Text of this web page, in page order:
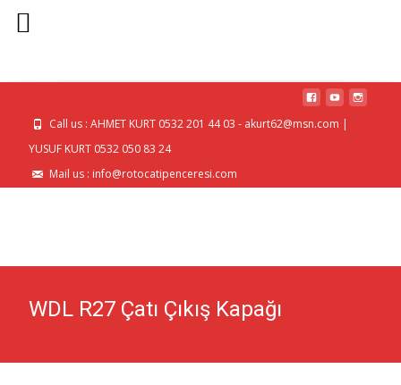
Call us : AHMET KURT 0532 201 44 03 - akurt62@msn.com |
YUSUF KURT 0532 050 83 24
Mail us : info@rotocatipenceresi.com
WDL R27 Çatı Çıkış Kapağı